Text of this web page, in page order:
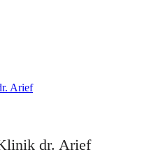
dr. Arief